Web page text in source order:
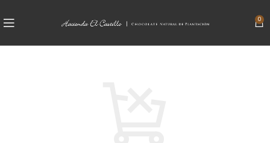
0